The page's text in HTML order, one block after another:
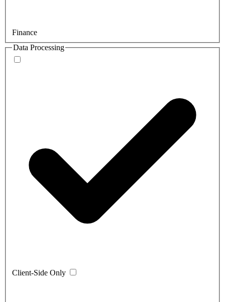
Finance
Data Processing
Client-Side Only